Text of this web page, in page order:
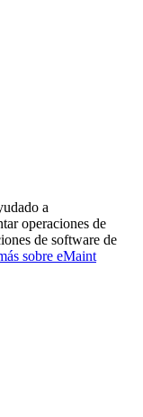
a
operaciones de
de software de
sobre eMaint